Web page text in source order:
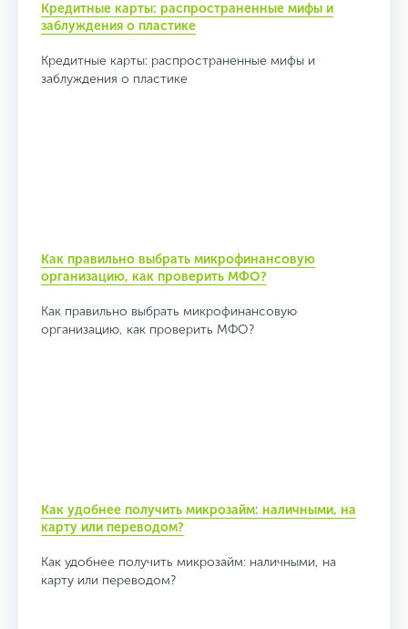
Кредитные карты: распространенные мифы и
заблуждения о пластике
Кредитные карты: распространенные мифы и
заблуждения о пластике
Как правильно выбрать микрофинансовую
организацию, как проверить МФО?
Как правильно выбрать микрофинансовую
организацию, как проверить МФО?
Как удобнее получить микрозайм: наличными, на
карту или переводом?
Как удобнее получить микрозайм: наличными, на
карту или переводом?